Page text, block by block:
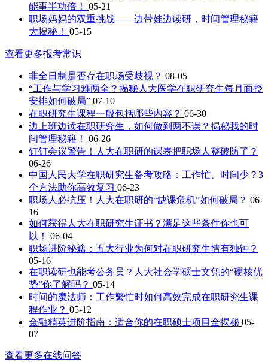
能事半功倍！ 05-21
职场妈妈的双重挑战——边带娃边读研，时间管理秘籍
大揭秘！ 05-15
查看更多报考常识
非全日制是否存在职场受歧视？ 08-05
“工作与学习难两全？揭秘人大医学在职研究生每月面授
安排如何破局” 07-10
在职研究生课程一般包括哪些内容？ 06-30
边上班边读在职研究生，如何做到两不误？揭秘我的时
间管理秘籍！ 06-26
钉钉会议警告！人大在职研的课表把职场人整破防了？
06-26
中国人民大学在职研究生备考攻略：工作忙、时间少？3
个方法助你高效复习 06-23
职场人必抗压！人大在职研的“缺课危机”如何破局？ 06-
16
如何获得人大在职研究生证书？满足这些条件你也可
以！ 06-04
职场进阶秘籍：五大行业为何对在职研究生情有独钟？
05-16
在职读研也能考公务员？人大社会学硕士文凭的“硬核优
势”你了解吗？ 05-14
时间的魔法师：工作繁忙时如何高效完成在职研究生课
程作业？ 05-12
金融精英进阶指南：适合你的在职硕士项目全揭秘 05-
07
查看更多在线问答